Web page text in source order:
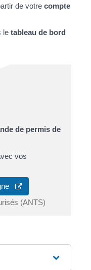
de votrecompte
letableau de bord
de permis de
vos
(ANTS)